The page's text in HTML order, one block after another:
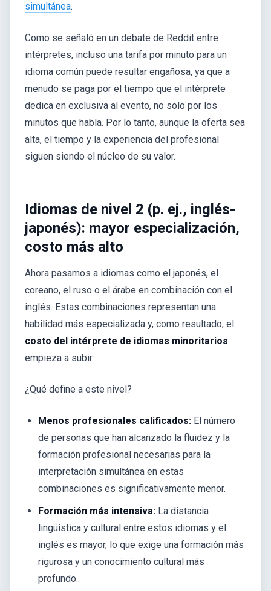
simultánea.
Como se señaló en un debate de Reddit entre
intérpretes, incluso una tarifa por minuto para un
idioma común puede resultar engañosa, ya que a
menudo se paga por el tiempo que el intérprete
dedica en exclusiva al evento, no solo por los
minutos que habla. Por lo tanto, aunque la oferta sea
alta, el tiempo y la experiencia del profesional
siguen siendo el núcleo de su valor.
Idiomas de nivel 2 (p. ej., inglés-
japonés): mayor especialización,
costo más alto
Ahora pasamos a idiomas como el japonés, el
coreano, el ruso o el árabe en combinación con el
inglés. Estas combinaciones representan una
habilidad más especializada y, como resultado, el
costo del intérprete de idiomas minoritarios
empieza a subir.
¿Qué define a este nivel?
Menos profesionales calificados: El número
de personas que han alcanzado la fluidez y la
formación profesional necesarias para la
interpretación simultánea en estas
combinaciones es significativamente menor.
Formación más intensiva: La distancia
lingüística y cultural entre estos idiomas y el
inglés es mayor, lo que exige una formación más
rigurosa y un conocimiento cultural más
profundo.